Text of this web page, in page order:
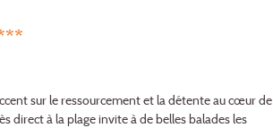
sur le ressourcement et la détente au cœur de
direct à la plage invite à de belles balades les